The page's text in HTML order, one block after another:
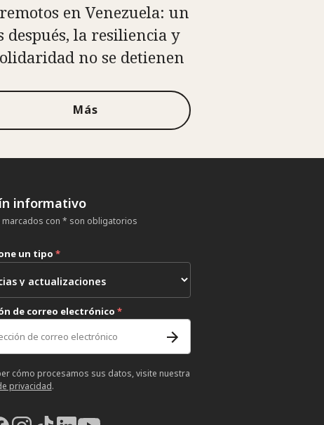
en Venezuela: un
después, la resiliencia y
no se detienen
Más
informativo
marcados con * son obligatorios
un tipo *
de correo electrónico *
cómo procesamos sus datos, visite nuestra
privacidad.